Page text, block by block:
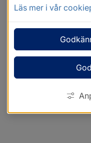
Läs mer i vår